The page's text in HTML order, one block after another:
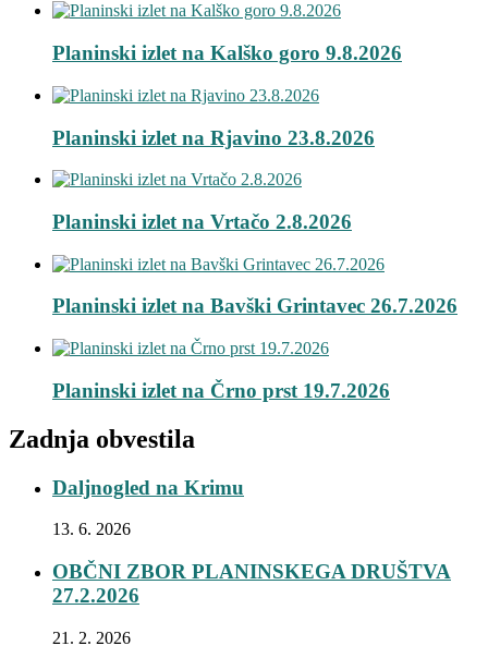
Planinski izlet na Kalško goro 9.8.2026
Planinski izlet na Rjavino 23.8.2026
Planinski izlet na Vrtačo 2.8.2026
Planinski izlet na Bavški Grintavec 26.7.2026
Planinski izlet na Črno prst 19.7.2026
Zadnja obvestila
Daljnogled na Krimu
13. 6. 2026
OBČNI ZBOR PLANINSKEGA DRUŠTVA
27.2.2026
21. 2. 2026